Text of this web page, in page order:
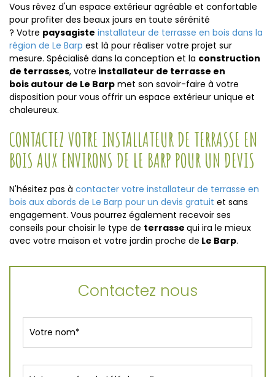
Vous rêvez d'un espace extérieur agréable et confortable
pour profiter des beaux jours en toute sérénité
? Votre paysagiste installateur de terrasse en bois dans la
région de Le Barp est là pour réaliser votre projet sur
mesure. Spécialisé dans la conception et la construction
de terrasses, votre installateur de terrasse en
bois autour de Le Barp met son savoir-faire à votre
disposition pour vous offrir un espace extérieur unique et
chaleureux.
CONTACTEZ VOTRE INSTALLATEUR DE TERRASSE EN
BOIS AUX ENVIRONS DE LE BARP POUR UN DEVIS
N'hésitez pas à contacter votre installateur de terrasse en
bois aux abords de Le Barp pour un devis gratuit et sans
engagement. Vous pourrez également recevoir ses
conseils pour choisir le type de terrasse qui ira le mieux
avec votre maison et votre jardin proche de Le Barp.
Contactez nous